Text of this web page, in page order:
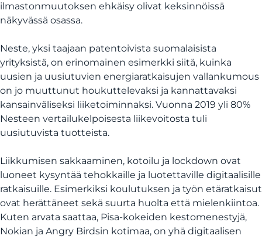
ilmastonmuutoksen ehkäisy olivat keksinnöissä
näkyvässä osassa.
Neste, yksi taajaan patentoivista suomalaisista
yrityksistä, on erinomainen esimerkki siitä, kuinka
uusien ja uusiutuvien energiaratkaisujen vallankumous
on jo muuttunut houkuttelevaksi ja kannattavaksi
kansainväliseksi liiketoiminnaksi. Vuonna 2019 yli 80%
Nesteen vertailukelpoisesta liikevoitosta tuli
uusiutuvista tuotteista.
Liikkumisen sakkaaminen, kotoilu ja lockdown ovat
luoneet kysyntää tehokkaille ja luotettaville digitaalisille
ratkaisuille. Esimerkiksi koulutuksen ja työn etäratkaisut
ovat herättäneet sekä suurta huolta että mielenkiintoa.
Kuten arvata saattaa, Pisa-kokeiden kestomenestyjä,
Nokian ja Angry Birdsin kotimaa, on yhä digitaalisen